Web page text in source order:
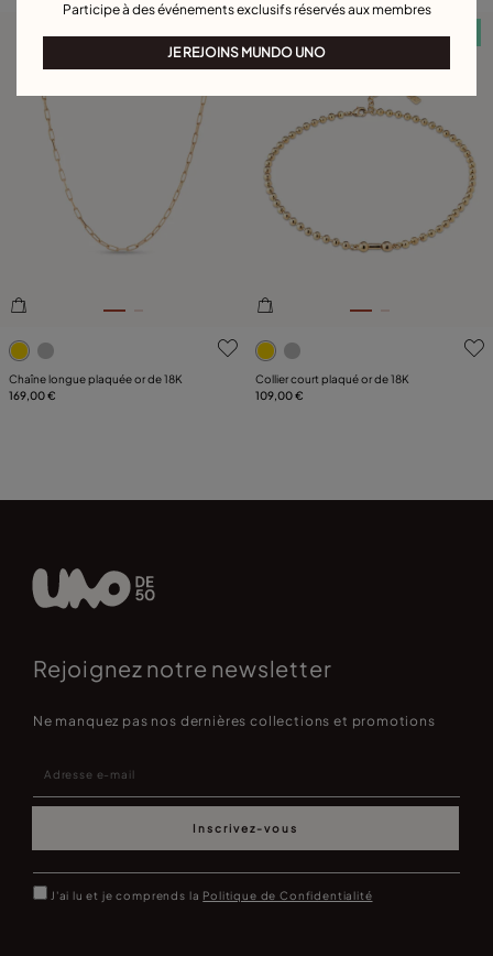
3,6 sur 5 Evaluation des clients
Chaîne longue plaquée or de 18K
169,00 €
3,9 sur 5 Evaluation des
Collier court plaqué or de 18K
109,00 €
Rejoignez notre newsletter
Ne manquez pas nos dernières collections et promotions
Inscrivez-vous
J'ai lu et je comprends la Politique de Confidentialité
Participe à des événements exclusifs réservés aux membres
JE REJOINS MUNDO UNO